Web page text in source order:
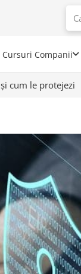
Cursuri Companii
cum le protejezi